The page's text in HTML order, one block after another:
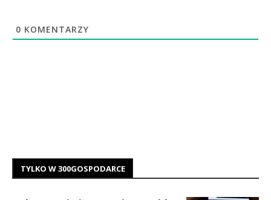
0 KOMENTARZY
TYLKO W 300GOSPODARCE